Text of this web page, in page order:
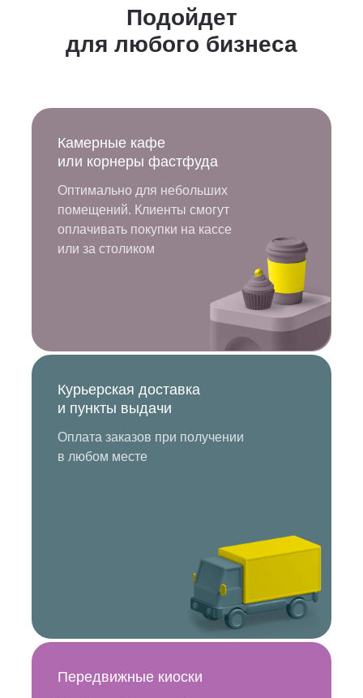
Оптимально для небольших
помещений. Клиенты смогут
оплачивать покупки на кассе
или за столиком
Камерные кафе
или корнеры фастфуда
Передвижные киоски
Подойдет
для любого бизнеса
Курьерская доставка
и пункты выдачи
Оплата заказов при получении
в любом месте